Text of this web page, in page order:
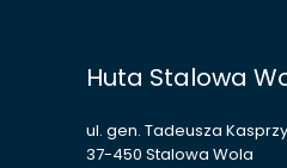
Huta Stalowa
ul. gen. Tadeusza
37-450 Stalowa Wola